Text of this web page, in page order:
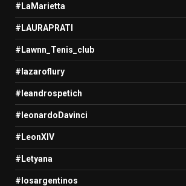
#LaMarietta
#LAURAPRATI
#Lawnn_Tenis_club
#lazaroflury
#leandrospetich
#leonardoDavinci
#LeonXIV
#Letyana
#losargentinos